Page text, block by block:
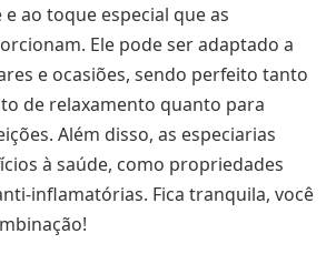
ao toque especial que as
Ele pode ser adaptado a
e ocasiões, sendo perfeito tanto
de relaxamento quanto para
Além disso, as especiarias
à saúde, como propriedades
inflamatórias. Fica tranquila, você